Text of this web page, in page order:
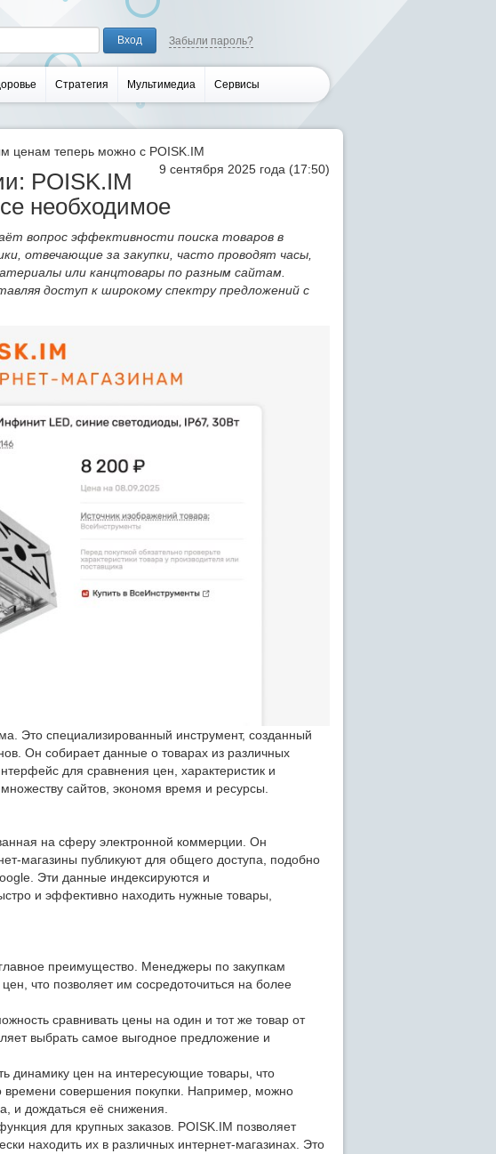
Забыли пароль?
Стратегия Мультимедиа Сервисы
ценам теперь можно с POISK.IM
9 сентября 2025 года (17:50)
POISK.IM
необходимое
вопрос эффективности поиска товаров в
отвечающие за закупки, часто проводят часы,
или канцтовары по разным сайтам.
доступ к широкому спектру предложений с
Это специализированный инструмент, созданный
Он собирает данные о товарах из различных
для сравнения цен, характеристик и
сайтов, экономя время и ресурсы.
на сферу электронной коммерции. Он
магазины публикуют для общего доступа, подобно
Эти данные индексируются и
и эффективно находить нужные товары,
преимущество. Менеджеры по закупкам
что позволяет им сосредоточиться на более
сравнивать цены на один и тот же товар от
выбрать самое выгодное предложение и
динамику цен на интересующие товары, что
совершения покупки. Например, можно
и дождаться её снижения.
для крупных заказов. POISK.IM позволяет
находить их в различных интернет-магазинах. Это